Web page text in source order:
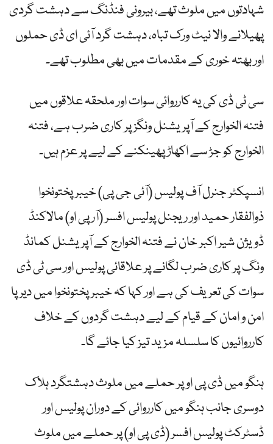
شہادتوں میں ملوث تھے، بیرونی فنڈنگ سے دہشت گردی
پھیلانے والا نیٹ ورک تباہ، دہشت گرد آئی ای ڈی حملوں
اور بھتہ خوری کے مقدمات میں بھی مطلوب تھے۔
سی ٹی ڈی کی یہ کارروائی سوات اور ملحقہ علاقوں میں
فتنہ الخوارج کے آپریشنل ونگز پر کاری ضرب ہے، فتنہ
الخوارج کو جڑ سے اکھاڑ پھینکنے کے لیے پر عزم ہیں۔
انسپکٹر جنرل آف پولیس (آئی جی پی) خیبرپختونخوا
ذوالفقار حمید اور ریجنل پولیس افسر (آر پی او) مالاکنڈ
ڈویژن شیر اکبر خان نے فتنہ الخوارج کے آپریشنل کمانڈ
ونگ پر کاری ضرب لگانے پر علاقائی پولیس اور سی ٹی ڈی
سوات کی تعریف کی ہے اور کہا کہ خیبرپختونخوا میں دیر پا
امن و امان کے قیام کے لیے دہشت گردوں کے خلاف
کارروائیوں کا سلسلہ مزید تیز کیا جائے گا۔
ہنگو میں ڈی پی او پر حملے میں ملوث دہشتگرد ہلاک
دوسری جانب ہنگو میں کارروائی کے دوران پولیس اور
ڈسٹرکٹ پولیس افسر (ڈی پی او) پر حملے میں ملوث